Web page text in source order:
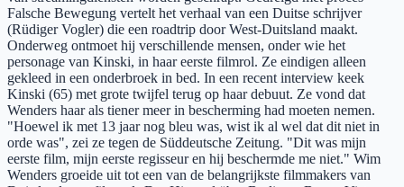
Falsche Bewegung vertelt het verhaal van een Duitse schrijver
(Rüdiger Vogler) die een roadtrip door West-Duitsland maakt.
Onderweg ontmoet hij verschillende mensen, onder wie het
personage van Kinski, in haar eerste filmrol. Ze eindigen alleen
gekleed in een onderbroek in bed. In een recent interview keek
Kinski (65) met grote twijfel terug op haar debuut. Ze vond dat
Wenders haar als tiener meer in bescherming had moeten nemen.
"Hoewel ik met 13 jaar nog bleu was, wist ik al wel dat dit niet in
orde was", zei ze tegen de Süddeutsche Zeitung. "Dit was mijn
eerste film, mijn eerste regisseur en hij beschermde me niet." Wim
Wenders groeide uit tot een van de belangrijkste filmmakers van